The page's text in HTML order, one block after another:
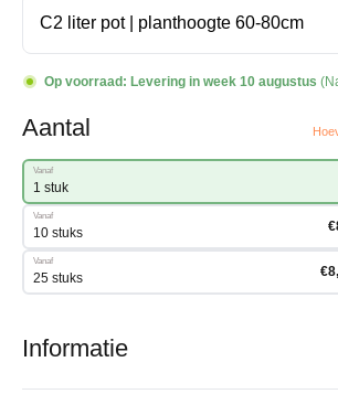
Op voorraad: Levering in week 10 augustus
Aantal
Vanaf
1 stuk
Vanaf
10 stuks €
Vanaf
25 stuks €
Informatie